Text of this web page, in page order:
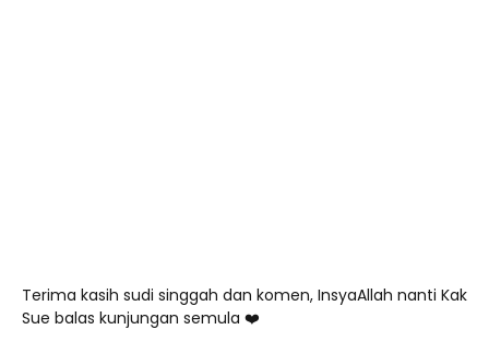
Terima kasih sudi singgah dan komen, InsyaAllah nanti Kak
Sue balas kunjungan semula ❤️